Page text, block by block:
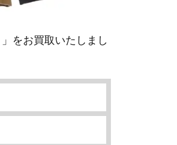
をお買取いたしまし